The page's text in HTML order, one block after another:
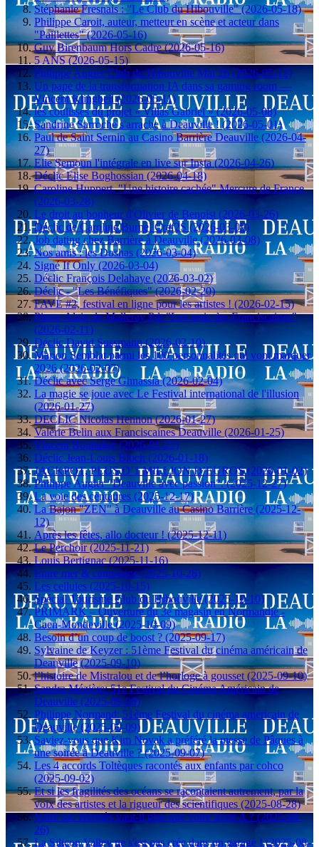
Stéphanie Fresnais : "Le Club du Hibouville" (2026-05-18)
Philippe Caroit, auteur, metteur en scène et acteur dans
"Paillettes" (2026-05-16)
Guy Birenbaum Hors Cadre (2026-05-16)
5 ANS (2026-05-15)
Philippe Augier Club du Hibouville Mai 26 (2026-05-12)
Un pape de la transformation IA dans sa gaming room —
Vincent Klingbeil (2026-05-11)
les coulisses du projet « Villas Gabriel » (2026-05-08)
Sandrine Sarroche s'arrache à Deauville ! (2026-05-01)
Paul de Saint Sernin au Casino Barrière Deauville (2026-04-
27)
Elie Semoun l'intégrale en live sur Insta (2026-04-26)
Déclic Elise Boghossian (2026-04-18)
Caroline Huppert, "Une histoire cachée" Mercure de France
(2026-03-28)
Le droit au bonheur d'Olivier de Benoist (2026-03-26)
Déclic de Caroline Burnel Craf2S (2026-03-09)
Job dating chez Barrière à Deauville (2026-03-08)
Nos amis : les Doshas (2026-03-04)
Signé If Only (2026-03-04)
Déclic François Delahaye (2026-03-02)
Déclic - "Les Bénéfiques" (2026-02-20)
FAVE #2, festival en ligne pour les artistes ! (2026-02-15)
Pierre-Alain de Malleray Pdt "Les amis des Franciscaines"
(2026-02-11)
Déclic David Sussmann (2026-02-10)
Marion Semblat parmi les 100 personnalités qui vont marquer
2026 (2026-02-07)
Déclic avec Serge Ghnassia (2026-02-04)
La magie se joue avec Le Festival international de l'illusion
(2026-01-27)
DECLIC Nicolas Hennon (2026-01-27)
Valérie Belin aux Franciscaines Deauville (2026-01-25)
Vincent Boubaker (2026-01-22)
Déclic Jean-Louis Bloch (2026-01-18)
JACKPOT, PLUS D’1 MILLION D’EUROS (2026-01-02)
Philippe Augier "Deauville avec passion". (2025-12-27)
La voie des centaures (2025-12-17)
La Bajon "ZEN" à Deauville au Casino Barrière (2025-12-
12)
Après les fêtes, allo docteur ! (2025-12-11)
Le Perchoir (2025-11-21)
Louis Bertignac (2025-11-16)
Entre mer & campagne (2025-10-28)
Les cellules (2025-10-15)
Spécial Tourisme Club du Hibouville (2025-10-10)
PRIMARK – Ouverture du 3e magasin en Normandie -
Caen-Mondeville (2025-10-09)
Besoin d’un coup de boost ? (2025-09-17)
Sylvaine de Keyzer : 51ème Festival du cinéma américain de
Deauville (2025-09-10)
l’histoire de Mistralou et de l’horloge à gousset (2025-09-10)
Sandra Mézière: 51e Festival du Cinéma Américain de
Deauville (2025-09-09)
Philippe Normand: 51ème Festival du cinéma américain de
Deauville (2025-09-09)
Saviez-vous que Kim Novak a préféré la messe de Pâques à
une soirée à Deauville ? (2025-09-07)
Les 4 accords Toltèques racontés aux enfants par cohco
(2025-09-02)
Et si les fragilités des océans se racontaient autrement, par la
voix des artistes et la rigueur des scientifiques (2025-08-28)
Votre sac Hermès vaut-il plus que votre livret A ? (2025-08-
26)
La Silicon Valley ne s'est pas crée dans un garage ! (2025-08-